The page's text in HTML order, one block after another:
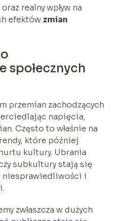
realny wpływ na
efektów zmian
społecznych
przemian zachodzących
napięcia,
Często to właśnie na
które później
kultury. Ubrania
subkultury stają się
niesprawiedliwości i
zwłaszcza w dużych